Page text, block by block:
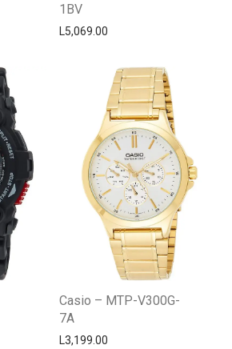
1BV
L5,069.00
Casio – MTP-V300G-
7A
L3,199.00